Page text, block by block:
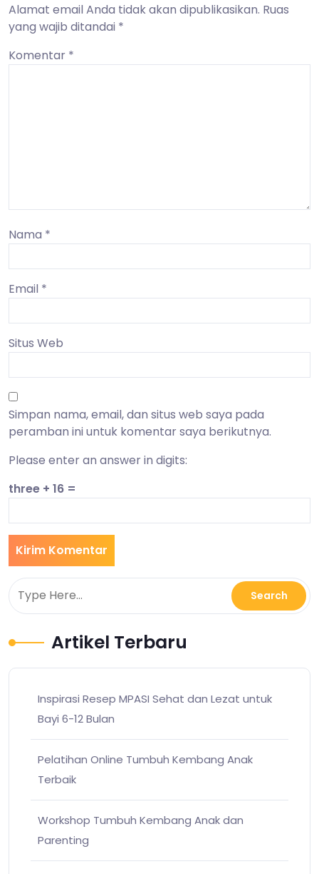
Alamat email Anda tidak akan dipublikasikan. Ruas
yang wajib ditandai *
Komentar *
Nama *
Email *
Situs Web
Simpan nama, email, dan situs web saya pada
peramban ini untuk komentar saya berikutnya.
Please enter an answer in digits:
three + 16 =
Artikel Terbaru
Inspirasi Resep MPASI Sehat dan Lezat untuk
Bayi 6-12 Bulan
Pelatihan Online Tumbuh Kembang Anak
Terbaik
Workshop Tumbuh Kembang Anak dan
Parenting